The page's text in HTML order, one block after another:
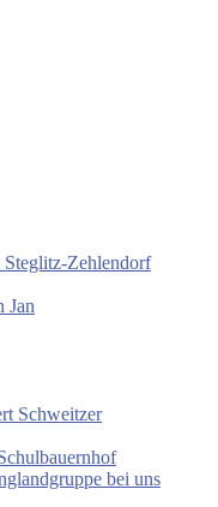
Steglitz-Zehlendorf
Jan
Schweitzer
bei uns